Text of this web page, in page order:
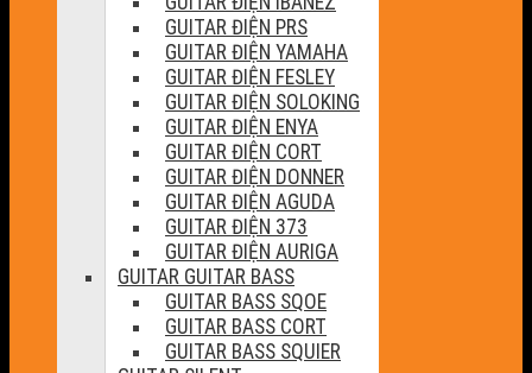
GUITAR ĐIỆN PRS
GUITAR ĐIỆN YAMAHA
GUITAR ĐIỆN FESLEY
GUITAR ĐIỆN SOLOKING
GUITAR ĐIỆN ENYA
GUITAR ĐIỆN CORT
GUITAR ĐIỆN DONNER
GUITAR ĐIỆN AGUDA
GUITAR ĐIỆN 373
GUITAR ĐIỆN AURIGA
GUITAR GUITAR BASS
GUITAR BASS SQOE
GUITAR BASS CORT
GUITAR BASS SQUIER